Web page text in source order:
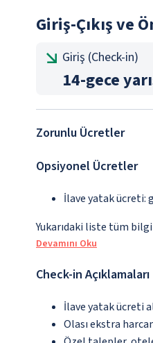
Giriş-Çıkış ve
Giriş (Check-in)
14-gece
Zorunlu Ücretler
Opsiyonel Ücretler
İlave yatak ücreti:
Yukarıdaki liste tüm
Devamını Oku
Check-in Açıklamaları
İlave yatak ücreti
Olası ekstra